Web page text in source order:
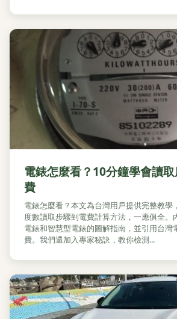
電錶怎麼看？10分鐘學會讀
費
電錶怎麼看？本文為台灣用戶提供完整教學
度數讀取步驟到電費計算方法，一應俱全。
電錶和智慧型電錶的圖解指南，並引用台灣
費。我們還加入專家秘訣，教你檢測...